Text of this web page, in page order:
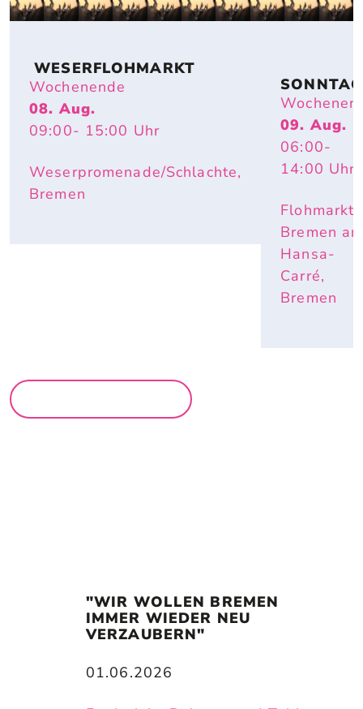
WESERFLOHMARKT
Wochenende
08. Aug.
09:00- 15:00 Uhr
Weserpromenade/Schlachte,
Bremen
T
09. Aug.
06:00-
14:00 Uhr
Flohmarkt
Bremen
Hansa-
Carré,
Bremen
"WIR WOLLEN BREMEN
IMMER WIEDER NEU
VERZAUBERN"
01.06.2026